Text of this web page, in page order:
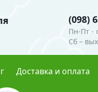
(098)
Пн-Пт -
Сб –
Доставка и оплата